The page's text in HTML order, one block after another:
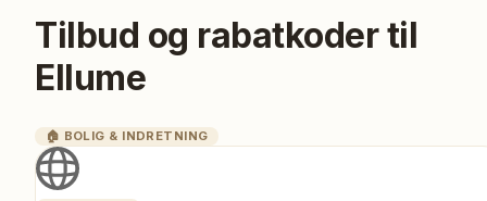
Tilbud og rabatkoder til
Ellume
🏠 BOLIG & INDRETNING